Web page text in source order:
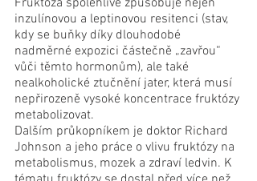
inzulínovou a leptinovou resitenci (stav,
kdy se buňky díky dlouhodobé
nadměrné expozici částečně „zavřou“
vůči těmto hormonům), ale také
nealkoholické ztučnění jater, která musí
nepřirozeně vysoké koncentrace fruktózy
metabolizovat.
Dalším průkopníkem je doktor Richard
Johnson a jeho práce o vlivu fruktózy na
metabolismus, mozek a zdraví ledvin. K